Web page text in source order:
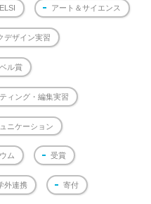
ELSI アート＆サイエンス
デザイン実習
ル賞
ィング・編集実習
ニケーション
ム 受賞
外連携 寄付